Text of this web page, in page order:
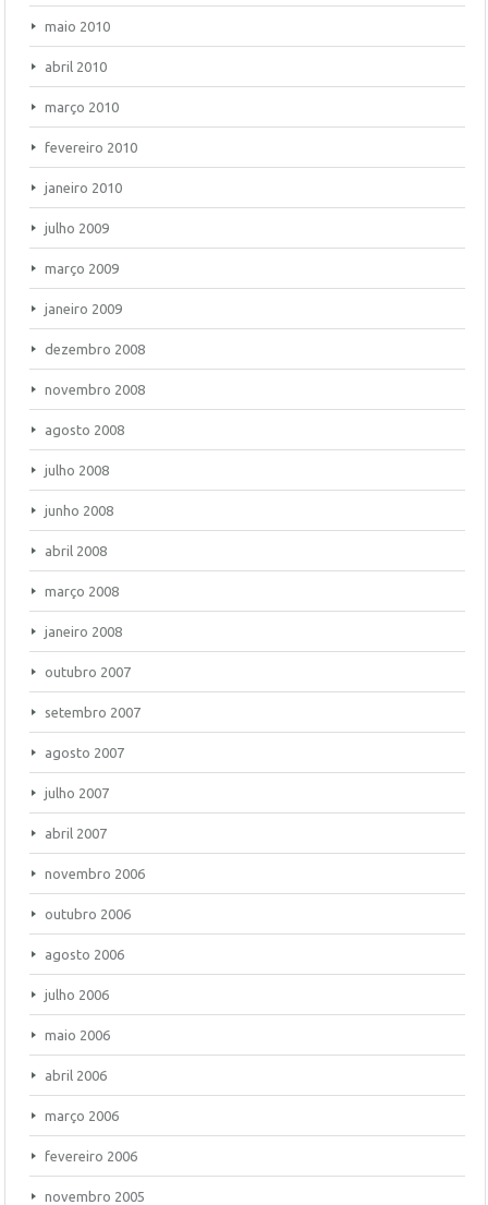
maio 2010
abril 2010
março 2010
fevereiro 2010
janeiro 2010
julho 2009
março 2009
janeiro 2009
dezembro 2008
novembro 2008
agosto 2008
julho 2008
junho 2008
abril 2008
março 2008
janeiro 2008
outubro 2007
setembro 2007
agosto 2007
julho 2007
abril 2007
novembro 2006
outubro 2006
agosto 2006
julho 2006
maio 2006
abril 2006
março 2006
fevereiro 2006
novembro 2005